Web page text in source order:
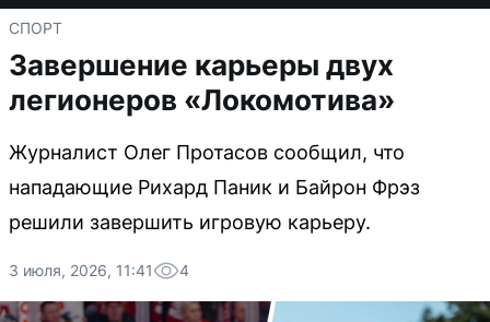
СПОРТ
Завершение карьеры двух
легионеров «Локомотива»
Журналист Олег Протасов сообщил, что
нападающие Рихард Паник и Байрон Фрэз
решили завершить игровую карьеру.
3 июля, 2026, 11:41 4